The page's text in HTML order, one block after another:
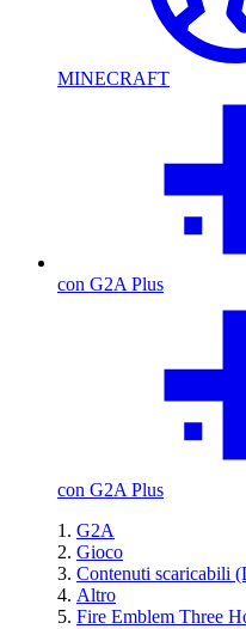
MINECRAFT
con G2A Plus
con G2A Plus
G2A
Gioco
Contenuti scaricabili
Altro
Fire Emblem Three